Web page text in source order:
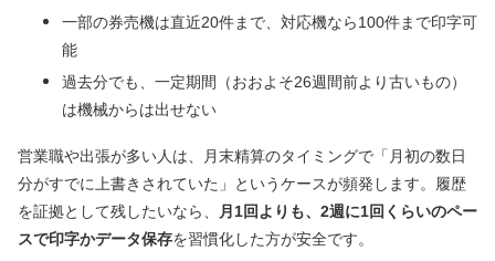
一部の券売機は直近20件まで、対応機なら100件まで印字可
能
過去分でも、一定期間（おおよそ26週間前より古いもの）
は機械からは出せない
営業職や出張が多い人は、月末精算のタイミングで「月初の数日
分がすでに上書きされていた」というケースが頻発します。履歴
を証拠として残したいなら、
月1回よりも、2週に1回くらいのペー
スで印字かデータ保存を習慣化した方が安全です。